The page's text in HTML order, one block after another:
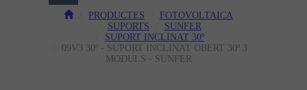
PRODUCTES
FOTOVOLTAICA
SUPORTS
SUNFER
SUPORT INCLINAT 30º
09V3 30º - SUPORT INCLINAT OBERT 30º 3
MODULS - SUNFER